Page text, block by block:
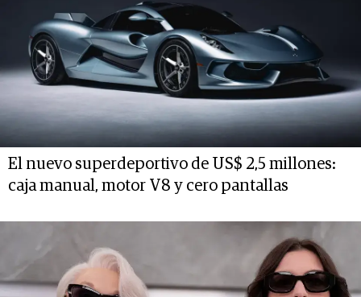
El nuevo superdeportivo de US$ 2,5 millones:
caja manual, motor V8 y cero pantallas